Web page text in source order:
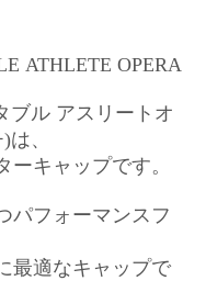
ATHLETE OPERA
ブル アスリートオ
、
キャップです。
パフォーマンスフ
最適なキャップで